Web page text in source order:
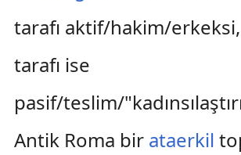
tarafı aktif/hakim/
tarafı ise
pasif/teslim/
Antik Roma bir ataerkil